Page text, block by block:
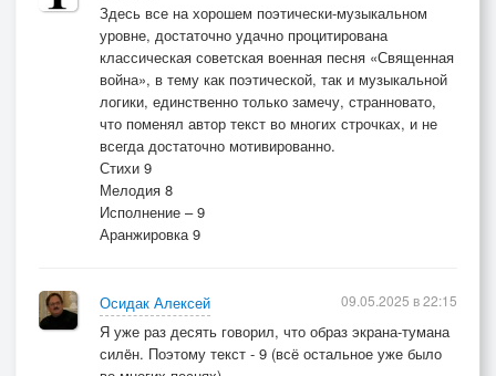
Здесь все на хорошем поэтически-музыкальном
уровне, достаточно удачно процитирована
классическая советская военная песня «Священная
война», в тему как поэтической, так и музыкальной
логики, единственно только замечу, странновато,
что поменял автор текст во многих строчках, и не
всегда достаточно мотивированно.
Стихи 9
Мелодия 8
Исполнение – 9
Аранжировка 9
Осидак Алексей
Я уже раз десять говорил, что образ экрана-тумана
силëн. Поэтому текст - 9 (всё остальное уже было
09.05.2025 в 22:15